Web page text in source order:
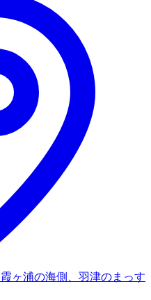
霞ヶ浦の海側、羽津のまっす